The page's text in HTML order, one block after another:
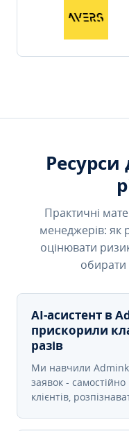
Практичні
менеджерів: як
оцінювати
обирати
AI-асистент в
прискорили
разів
Ми навчили
заявок -
клієнтів,